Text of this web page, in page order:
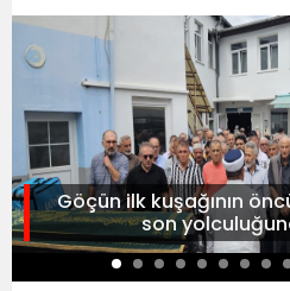
Göçün ilk kuşağının
son